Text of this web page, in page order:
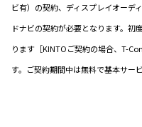
ビ有）の契約、ディスプレイオーデ
ドナビの契約が必要となります。初
ります［KINTOご契約の場合、T-
す。ご契約期間中は無料で基本サー